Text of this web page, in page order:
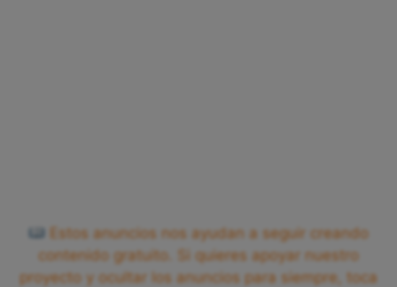
Estos anuncios nos ayudan a seguir creando
contenido gratuito. Si quieres apoyar nuestro
proyecto y ocultar los anuncios para siempre, toca